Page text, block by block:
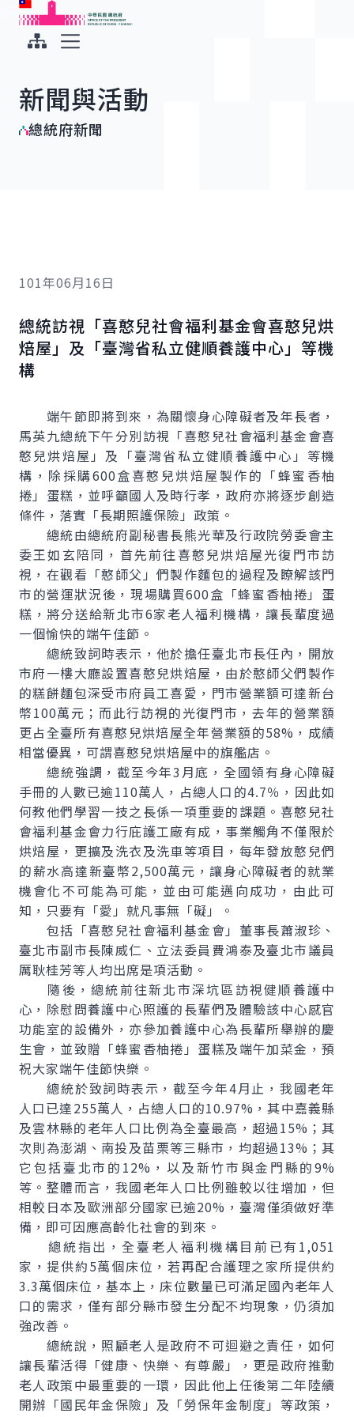
跳到主要內容
中華民國總統府
新聞與活動
總統府新聞
101年06月16日
總統訪視「喜憨兒社會福利基金會喜憨兒烘
焙屋」及「臺灣省私立健順養護中心」等機
構
端午節即將到來，為關懷身心障礙者及年長者，
馬英九總統下午分別訪視「喜憨兒社會福利基金會喜
憨兒烘焙屋」及「臺灣省私立健順養護中心」等機
構，除採購600盒喜憨兒烘焙屋製作的「蜂蜜香柚
捲」蛋糕，並呼籲國人及時行孝，政府亦將逐步創造
條件，落實「長期照護保險」政策。
總統由總統府副秘書長熊光華及行政院勞委會主
委王如玄陪同，首先前往喜憨兒烘焙屋光復門市訪
視，在觀看「憨師父」們製作麵包的過程及瞭解該門
市的營運狀況後，現場購買600盒「蜂蜜香柚捲」蛋
糕，將分送給新北市6家老人福利機構，讓長輩度過
一個愉快的端午佳節。
總統致詞時表示，他於擔任臺北市長任內，開放
市府一樓大廳設置喜憨兒烘焙屋，由於憨師父們製作
的糕餅麵包深受市府員工喜愛，門市營業額可達新台
幣100萬元；而此行訪視的光復門市，去年的營業額
更占全臺所有喜憨兒烘焙屋全年營業額的58%，成績
相當優異，可謂喜憨兒烘焙屋中的旗艦店。
總統強調，截至今年3月底，全國領有身心障礙
手冊的人數已逾110萬人，占總人口的4.7％，因此如
何教他們學習一技之長係一項重要的課題。喜憨兒社
會福利基金會力行庇護工廠有成，事業觸角不僅限於
烘焙屋，更擴及洗衣及洗車等項目，每年發放憨兒們
的薪水高達新臺幣2,500萬元，讓身心障礙者的就業
機會化不可能為可能，並由可能邁向成功，由此可
知，只要有「愛」就凡事無「礙」。
包括「喜憨兒社會福利基金會」董事長蕭淑珍、
臺北市副市長陳威仁、立法委員費鴻泰及臺北市議員
厲耿桂芳等人均出席是項活動。
隨後，總統前往新北市深坑區訪視健順養護中
心，除慰問養護中心照護的長輩們及體驗該中心感官
功能室的設備外，亦參加養護中心為長輩所舉辦的慶
生會，並致贈「蜂蜜香柚捲」蛋糕及端午加菜金，預
祝大家端午佳節快樂。
總統於致詞時表示，截至今年4月止，我國老年
人口已達255萬人，占總人口的10.97%，其中嘉義縣
及雲林縣的老年人口比例為全臺最高，超過15%；其
次則為澎湖、南投及苗栗等三縣市，均超過13%；其
它包括臺北市的12%，以及新竹市與金門縣的9%
等。整體而言，我國老年人口比例雖較以往增加，但
相較日本及歐洲部分國家已逾20%，臺灣僅須做好準
備，即可因應高齡化社會的到來。
總統指出，全臺老人福利機構目前已有1,051
家，提供約5萬個床位，若再配合護理之家所提供約
3.3萬個床位，基本上，床位數量已可滿足國內老年人
口的需求，僅有部分縣市發生分配不均現象，仍須加
強改善。
總統說，照顧老人是政府不可迴避之責任，如何
讓長輩活得「健康、快樂、有尊嚴」，更是政府推動
老人政策中最重要的一環，因此他上任後第二年陸續
開辦「國民年金保險」及「勞保年金制度」等政策，